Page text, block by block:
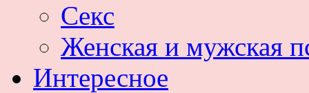
Секс
Женская и мужская
Интересное